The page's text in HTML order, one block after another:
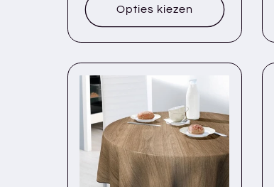
Opties kiezen